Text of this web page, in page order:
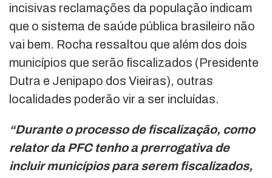
incisivas reclamações da população indicam
que o sistema de saúde pública brasileiro não
vai bem. Rocha ressaltou que além dos dois
municípios que serão fiscalizados (Presidente
Dutra e Jenipapo dos Vieiras), outras
localidades poderão vir a ser incluídas.
“Durante o processo de fiscalização, como
relator da PFC tenho a prerrogativa de
incluir municípios para serem fiscalizados,